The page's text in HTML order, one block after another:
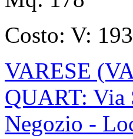
Costo: V:
VARESE
QUART: Via
Negozio -